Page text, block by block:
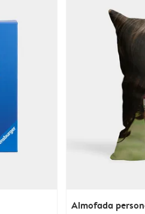
Almofada